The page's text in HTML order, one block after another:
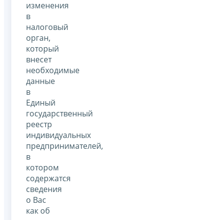
изменения
в
налоговый
орган,
который
внесет
необходимые
данные
в
Единый
государственный
реестр
индивидуальных
предпринимателей,
в
котором
содержатся
сведения
о Вас
как об